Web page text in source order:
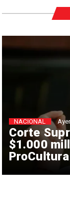
Corte
$1.000
ProCultura
NACIONAL